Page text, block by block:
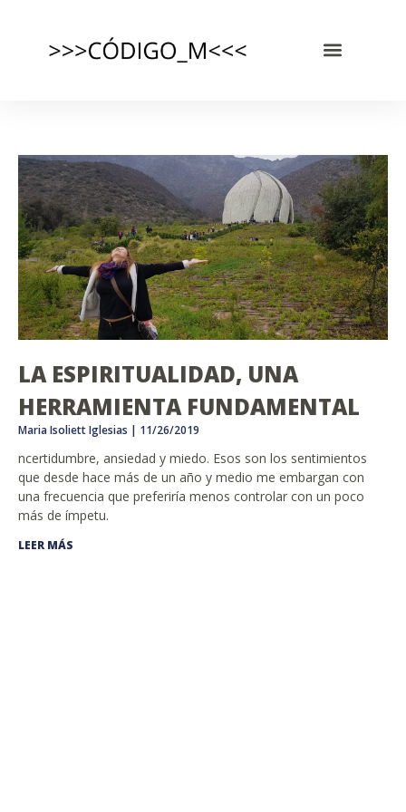
LA ESPIRITUALIDAD, UNA
HERRAMIENTA FUNDAMENTAL
Maria Isoliett Iglesias 11/26/2019
ncertidumbre, ansiedad y miedo. Esos son los sentimientos
que desde hace más de un año y medio me embargan con
una frecuencia que preferiría menos controlar con un poco
más de ímpetu.
LEER MÁS